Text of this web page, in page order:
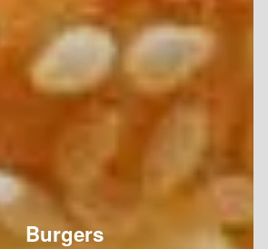
Burgers